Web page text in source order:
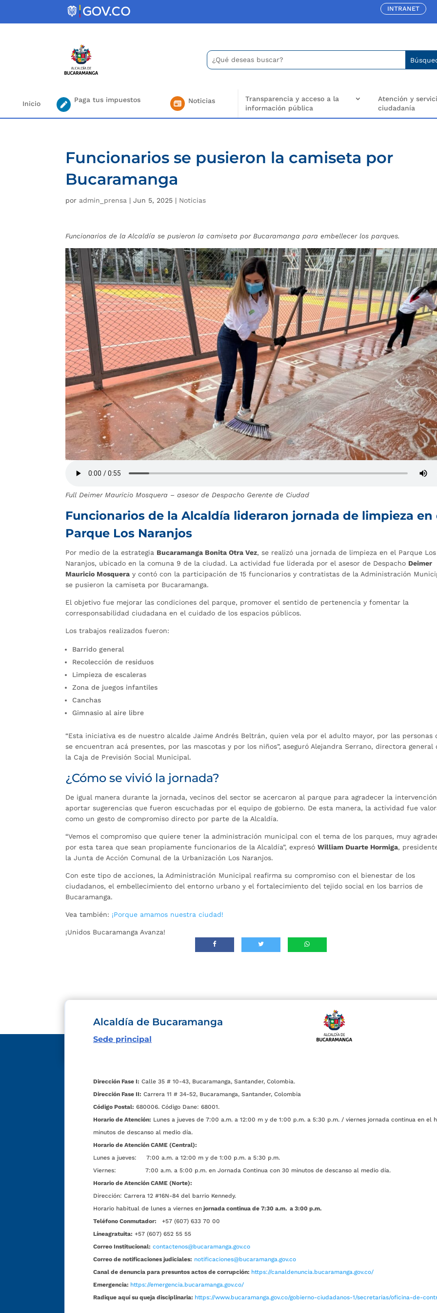
INTRANET
Buscar:
Search
for...
Inicio Paga tus impuestos Noticias
Transparencia y acceso a la
información pública
Atención y
ciudadanía
Funcionarios se pusieron la camiseta por
Bucaramanga
por admin_prensa |Jun 5, 2025 | Noticias
Funcionarios de la Alcaldía se pusieron la camiseta por Bucaramanga para embellecer los parques.
Full Deimer Mauricio Mosquera – asesor de Despacho Gerente de Ciudad
Funcionarios de la Alcaldía lideraron jornada de limpieza en
Parque Los Naranjos
Por medio de la estrategia Bucaramanga Bonita Otra Vez, se realizó una jornada de limpieza en el Parque Los
Naranjos, ubicado en la comuna 9 de la ciudad. La actividad fue liderada por el asesor de Despacho Deimer
Mauricio Mosquera y contó con la participación de 15 funcionarios y contratistas de la Administración
se pusieron la camiseta por Bucaramanga.
El objetivo fue mejorar las condiciones del parque, promover el sentido de pertenencia y fomentar la
corresponsabilidad ciudadana en el cuidado de los espacios públicos.
Los trabajos realizados fueron:
Barrido general
Recolección de residuos
Limpieza de escaleras
Zona de juegos infantiles
Canchas
Gimnasio al aire libre
“Esta iniciativa es de nuestro alcalde Jaime Andrés Beltrán, quien vela por el adulto mayor, por las personas
se encuentran acá presentes, por las mascotas y por los niños”, aseguró Alejandra Serrano, directora general
la Caja de Previsión Social Municipal.
¿Cómo se vivió la jornada?
De igual manera durante la jornada, vecinos del sector se acercaron al parque para agradecer la
aportar sugerencias que fueron escuchadas por el equipo de gobierno. De esta manera, la actividad fue
como un gesto de compromiso directo por parte de la Alcaldía.
“Vemos el compromiso que quiere tener la administración municipal con el tema de los parques, muy
por esta tarea que sean propiamente funcionarios de la Alcaldía”, expresóWilliam Duarte Hormiga,
la Junta de Acción Comunal de la Urbanización Los Naranjos.
Con este tipo de acciones, la Administración Municipal reafirma su compromiso con el bienestar de los
ciudadanos, el embellecimiento del entorno urbano y el fortalecimiento del tejido social en los barrios de
Bucaramanga.
Vea también: ¡Porque amamos nuestra ciudad!
¡Unidos Bucaramanga Avanza!
Alcaldía de Bucaramanga
Sede principal
Dirección Fase I: Calle 35 # 10-43, Bucaramanga, Santander, Colombia.
Dirección Fase II: Carrera 11 # 34-52, Bucaramanga, Santander, Colombia
Código Postal: 680006. Código Dane: 68001.
Horario de Atención: Lunes a jueves de 7:00 a.m. a 12:00 m y de 1:00 p.m. a 5:30 p.m. / viernes jornada continua en el
minutos de descanso al medio día.
Horario de Atención CAME (Central):
Lunes a jueves: 7:00 a.m. a 12:00 m y de 1:00 p.m. a 5:30 p.m.
Viernes: 7:00 a.m. a 5:00 p.m. en Jornada Continua con 30 minutos de descanso al medio día.
Horario de Atención CAME (Norte):
Dirección: Carrera 12 #16N-84 del barrio Kennedy.
Horario habitual de lunes a viernes en jornada continua de 7:30 a.m. a 3:00 p.m.
Teléfono Conmutador:
+57 (607) 633 70 00
Líneagratuita: +57 (607) 652 55 55
Correo Institucional: contactenos@bucaramanga.gov.co
Correo de notificaciones judiciales: notificaciones@bucaramanga.gov.co
Canal de denuncia para presuntos actos de corrupción: https://canaldenuncia.bucaramanga.gov.co/
Emergencia: https://emergencia.bucaramanga.gov.co/
Radique aquí su queja disciplinaria: https://www.bucaramanga.gov.co/gobierno-ciudadanos-1/secretarias/oficina-de-